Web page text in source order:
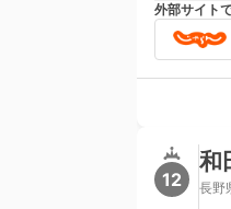
外部サイト
12
和
長野